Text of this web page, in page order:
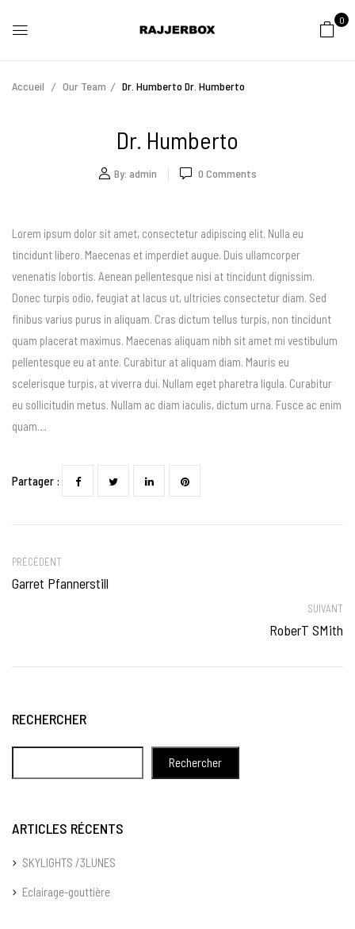
0
Accueil Our Team Dr. Humberto Dr. Humberto
Dr. Humberto
By: admin 0 Comments
RECHERCHER
Rechercher
ARTICLES RÉCENTS
SKYLIGHTS /3LUNES
Eclairage-gouttière
Lorem ipsum dolor sit amet, consectetur adipiscing elit. Nulla eu
tincidunt libero. Maecenas et imperdiet augue. Duis ullamcorper
venenatis lobortis. Aenean pellentesque nisi at tincidunt dignissim.
Donec turpis odio, feugiat at lacus ut, ultricies consectetur diam. Sed
finibus varius purus in aliquam. Cras dictum tellus turpis, non tincidunt
quam placerat maximus. Maecenas aliquam nibh sit amet mi vestibulum
pellentesque eu at ante. Curabitur at aliquam diam. Mauris eu
scelerisque turpis, at viverra dui. Nullam eget pharetra ligula. Curabitur
eu sollicitudin metus. Nullam ac diam iaculis, dictum urna. Fusce ac enim
quam….
Partager :
PRÉCÉDENT
Garret Pfannerstill
SUIVANT
RoberT SMith